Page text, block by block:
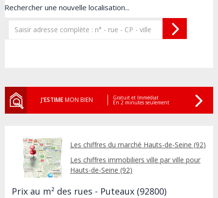
Rechercher une nouvelle localisation...
J'ESTIMEMON BIEN Gratuit et Immédiat
En 2 minutes seulement
Les chiffres du marché Hauts-de-Seine (92)
Les chiffres immobiliers ville par ville pour
Hauts-de-Seine (92)
Prix au m² des rues - Puteaux (92800)